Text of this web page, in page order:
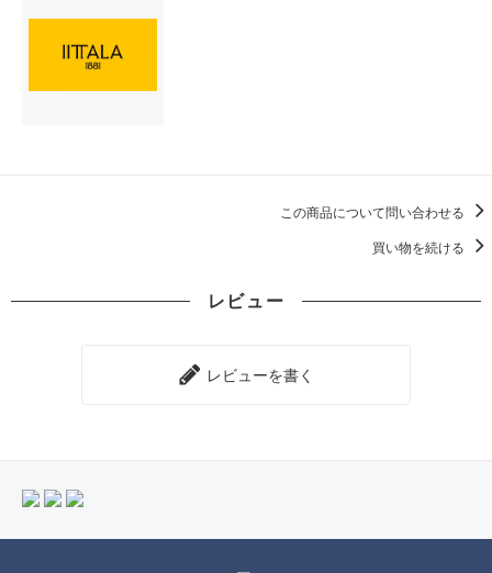
この商品について問い合わせる
買い物を続ける
レビュー
レビューを書く